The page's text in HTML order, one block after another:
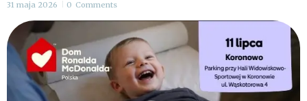
31 maja 2026 0 Comments